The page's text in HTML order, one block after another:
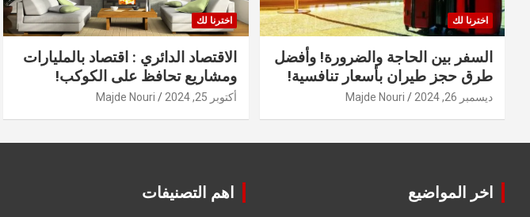
اخترنا لك
السفر بين الحاجة والضرورة! وأفضل
طرق حجز طيران بأسعار تنافسية!
ديسمبر 26, 2024 Majde Nouri
اخترنا لك
الاقتصاد الدائري : اقتصاد بالمليارات
ومشاريع تحافظ على الكوكب!
أكتوبر 25, 2024 Majde Nouri
اخر المواضيع اهم التصنيفات